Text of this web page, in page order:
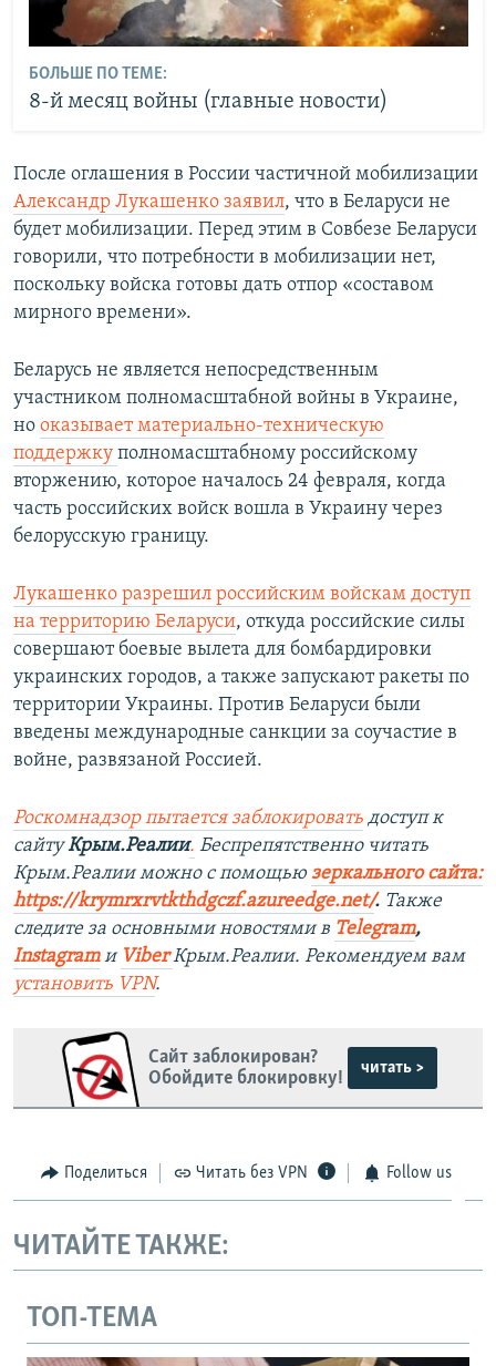
БОЛЬШЕ ПО ТЕМЕ:
8-й месяц войны (главные новости)
После оглашения в России частичной мобилизации
Александр Лукашенко заявил, что в Беларуси не
будет мобилизации. Перед этим в Совбезе Беларуси
говорили, что потребности в мобилизации нет,
поскольку войска готовы дать отпор «составом
мирного времени».
Беларусь не является непосредственным
участником полномасштабной войны в Украине,
но оказывает материально-техническую
поддержку полномасштабному российскому
вторжению, которое началось 24 февраля, когда
часть российских войск вошла в Украину через
белорусскую границу.
Лукашенко разрешил российским войскам доступ
на территорию Беларуси, откуда российские силы
совершают боевые вылета для бомбардировки
украинских городов, а также запускают ракеты по
территории Украины. Против Беларуси были
введены международные санкции за соучастие в
войне, развязаной Россией.
Роскомнадзор пытается заблокировать доступ к
сайтуКрым.Реалии. Беспрепятственно читать
Крым.Реалии можно с помощью зеркального сайта:
https://krymrxrvtkthdgczf.azureedge.net/. ​ Также
следите за основными новостями в Telegram,
Instagram и ViberКрым.Реалии. Рекомендуем вам
установить VPN.
Сайт заблокирован?
Обойдите блокировку!
читать >
Поделиться Читать без VPN Follow us
ЧИТАЙТЕ ТАКЖЕ:
ТОП-ТЕМА